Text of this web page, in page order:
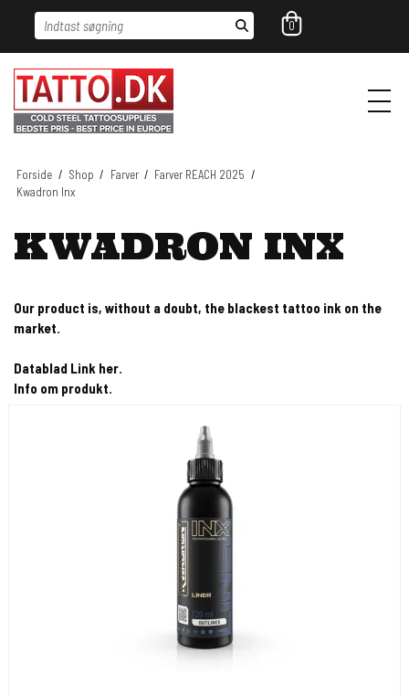
Indtast søgning 0
Forside / Shop / Farver / Farver REACH 2025 /
Kwadron Inx
KWADRON INX
Our product is, without a doubt, the blackest tattoo ink on the
market.
Datablad Link her.
Info om produkt.